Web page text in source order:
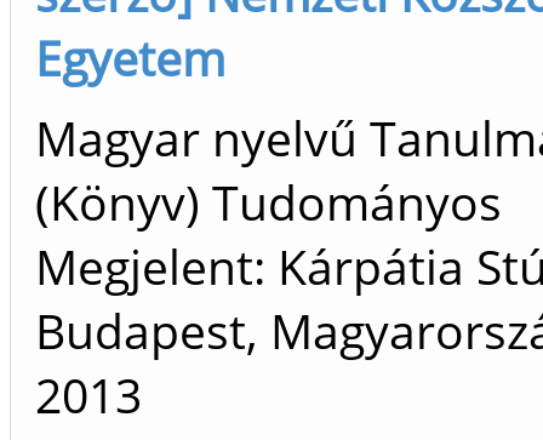
Egyetem
Magyar nyelvű
(Könyv) Tudományos
Megjelent: Kárpátia
Budapest,
2013